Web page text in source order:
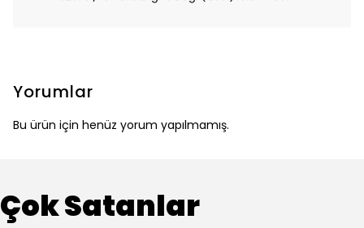
Yorumlar
Bu ürün için henüz yorum yapılmamış.
Çok Satanlar